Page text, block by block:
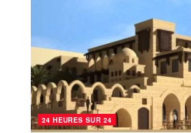
24 HEURES SUR 24